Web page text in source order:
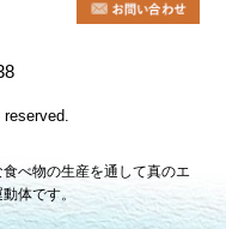
べ物の生産を通して真のエ
体です。